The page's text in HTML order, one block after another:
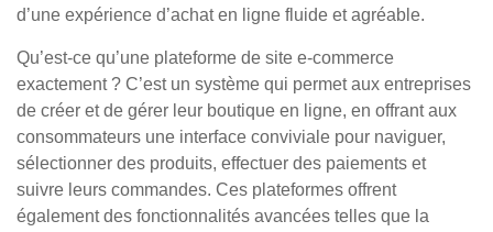
d’une expérience d’achat en ligne fluide et agréable.
Qu’est-ce qu’une plateforme de site e-commerce
exactement ? C’est un système qui permet aux entreprises
de créer et de gérer leur boutique en ligne, en offrant aux
consommateurs une interface conviviale pour naviguer,
sélectionner des produits, effectuer des paiements et
suivre leurs commandes. Ces plateformes offrent
également des fonctionnalités avancées telles que la